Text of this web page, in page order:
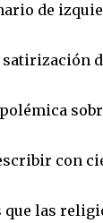
de
satirización
con
que las